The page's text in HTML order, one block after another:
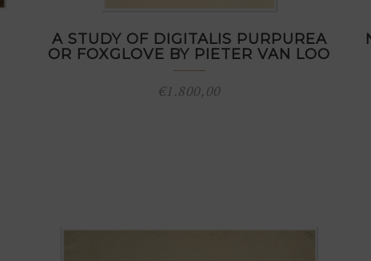
A STUDY OF DIGITALIS PURPUREA
OR FOXGLOVE BY PIETER VAN LOO
€1.800,00